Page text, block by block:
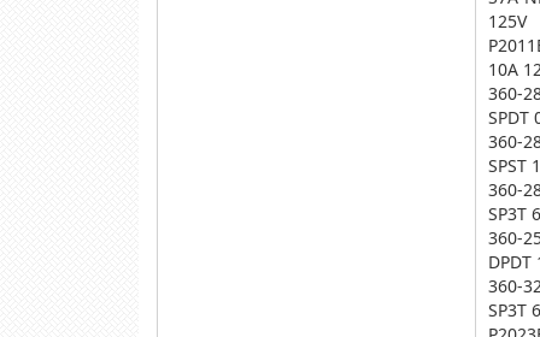
125V
10A
360-
SPDT
360-
SPST
360-
SP3T
360-
DPDT
360-
SP3T